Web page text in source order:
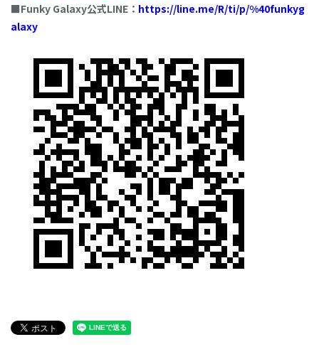
■Funky Galaxy公式LINE： https://line.me/R/ti/p/%40funkyg
alaxy